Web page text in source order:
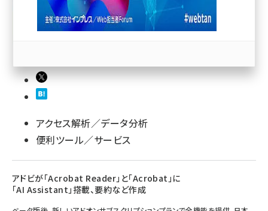
llmo (1163)
アクセス解析／データ分析
便利ツール／サービス
アドビが「Acrobat Reader」と「Acrobat」に
「AI Assistant」搭載、要約など作成